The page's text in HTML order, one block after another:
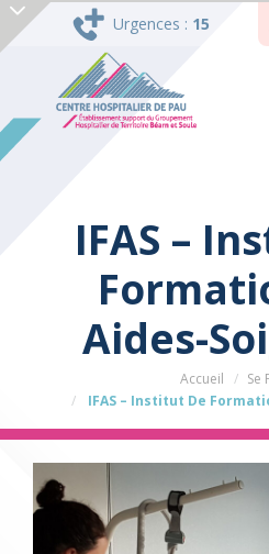
Urgences : 15
IFAS –
Aides-
Accueil
Se
IFAS – Institut De